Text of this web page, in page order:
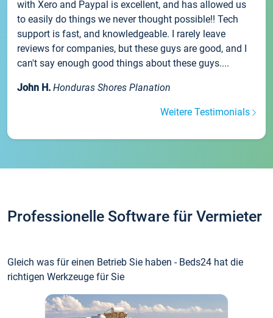
with Xero and Paypal is excellent, and has allowed us
to easily do things we never thought possible!! Tech
support is fast, and knowledgeable. I rarely leave
reviews for companies, but these guys are good, and I
can't say enough good things about these guys....
John H. Honduras Shores Planation
Weitere Testimonials
Professionelle Software für Vermieter
Gleich was für einen Betrieb Sie haben - Beds24 hat die
richtigen Werkzeuge für Sie